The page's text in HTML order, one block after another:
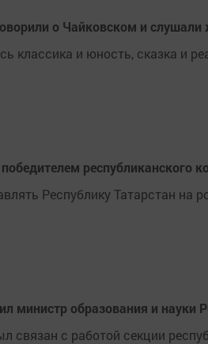
о Чайковском и
классика и юность, сказка и
республиканского
Республику Татарстан на
министр образования и науки
связан с работой секции